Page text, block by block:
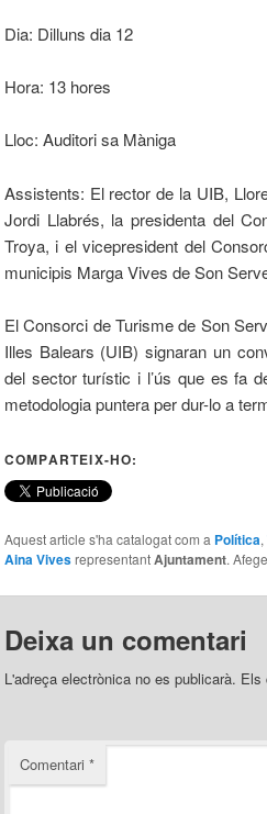
Dia: Dilluns dia 12
Hora: 13 hores
Lloc: Auditori sa Màniga
Assistents: El rector de la UIB,
Jordi Llabrés, la presidenta del
Troya, i el vicepresident del
municipis Marga Vives de Son
El Consorci de Turisme de Son
Illes Balears (UIB) signaran un
del sector turístic i l’ús que es fa
metodologia puntera per dur-lo a
COMPARTEIX-HO:
Aquest article s'ha catalogat com a Política,
Aina VivesrepresentantAjuntament.
Deixa un comentari
L'adreça electrònica no es publicarà. Els
Comentari *